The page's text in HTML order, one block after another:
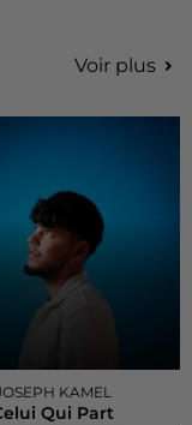
Voir plus
KAMEL
Qui Part